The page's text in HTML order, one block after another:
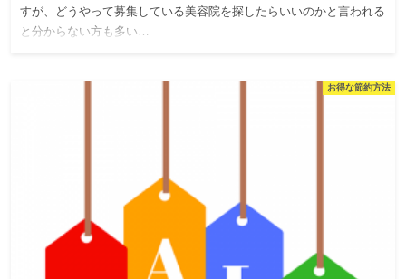
すが、どうやって募集している美容院を探したらいいのかと言われる
と分からない方も多い…
お得な節約方法